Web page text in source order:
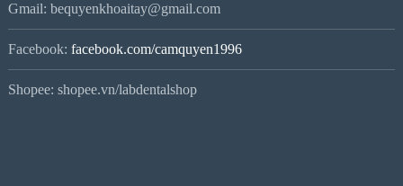
Gmail: bequyenkhoaitay@gmail.com
Facebook: facebook.com/camquyen1996
Shopee: shopee.vn/labdentalshop